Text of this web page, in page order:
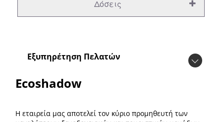
Δόσεις
Εξυπηρέτηση Πελατών
Ecoshadow
Η εταιρεία μας αποτελεί τον κύριο προμηθευτή των